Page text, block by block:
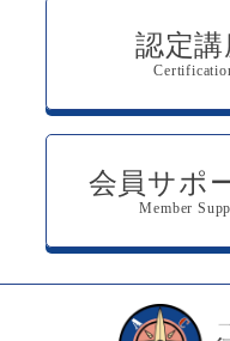
認定講
会員サポ
Member